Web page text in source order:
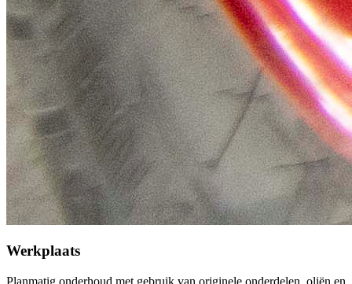
Werkplaats
Planmatig onderhoud met gebruik van originele onderdelen, oliën en